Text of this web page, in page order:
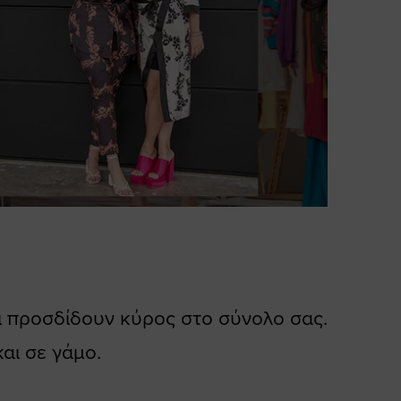
προσδίδουν κύρος στο σύνολο σας.
σε γάμο.